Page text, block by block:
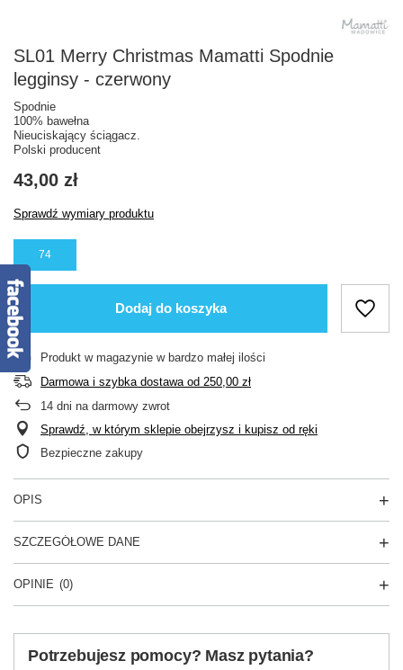
SL01 Merry Christmas Mamatti Spodnie
legginsy - czerwony
Spodnie
100% bawełna
Nieuciskający ściągacz.
Polski producent
43,00 zł
Sprawdź wymiary produktu
74
Dodaj do koszyka
Produkt w magazynie w bardzo małej ilości
Darmowa i szybka dostawa od 250,00 zł
14 dni na darmowy zwrot
Sprawdź, w którym sklepie obejrzysz i kupisz od ręki
Bezpieczne zakupy
OPIS
SZCZEGÓŁOWE DANE
OPINIE (0)
Potrzebujesz pomocy? Masz pytania?